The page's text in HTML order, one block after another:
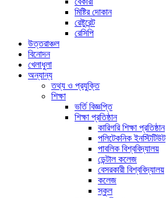
মিষ্টির দোকান
রেষ্টুরেন্ট
রেসিপি
উত্তরাঞ্চল
বিনোদন
খেলাধুলা
অন্যান্য
তথ্য ও প্রযুক্তি
শিক্ষা
ভর্তি বিজ্ঞপ্তি
শিক্ষা প্রতিষ্ঠান
কারিগরি শিক্ষা প্রতিষ্ঠান
পলিটেকনিক ইনস্টিটিউট
পাবলিক বিশ্ববিদ্যালয়
ডেন্টাল কলেজ
বেসরকারী বিশ্ববিদ্যালয়
কলেজ
স্কুল